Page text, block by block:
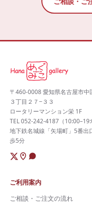
〒460-0008 愛知県名古屋市中
３丁目２７−３３
ロータリーマンション栄 1F
TEL 052-242-4187（
地下鉄名城線「矢場町」5番出
歩5分
ご利用案内
ご相談・ご注文の流れ